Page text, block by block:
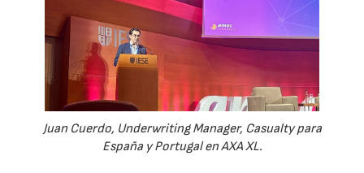
Juan Cuerdo, Underwriting Manager, Casualty para
España y Portugal en AXA XL.